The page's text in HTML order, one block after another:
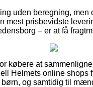
uden beregning,
prisbevidste
– er at få
købere at
Helmets online
og samtidig til